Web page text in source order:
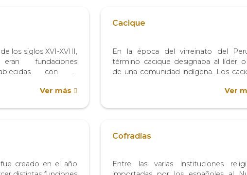
los siglos XVI-XVIII,
fundaciones
con el
los cuales se
Ver más
Cacique
En la época del virreinato del
término cacique designaba al líder
de una comunidad indígena. Los
desempeñaban un papel crucial
Ver
creado en el año
Cofradías
Entre las varias instituciones